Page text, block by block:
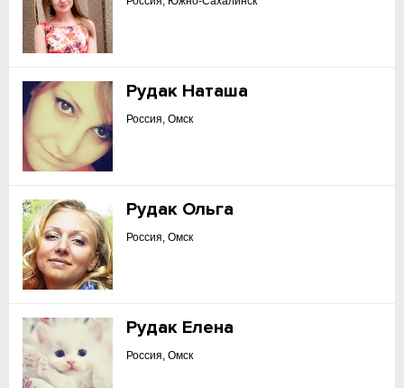
Рудак Наташа
Россия, Омск
Рудак Ольга
Россия, Омск
Рудак Елена
Россия, Омск